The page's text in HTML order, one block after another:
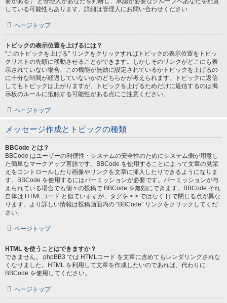
している可能性もあります。詳細は管理人にお問い合わせください
ページトップ
トピックの表示位置を上げるには？
“このトピックを上げる” リンクをクリックすればトピックの表示位置をトピッ
クリストの先頭に移動させることができます。しかしそのリンクがどこにも表
示されていない場合、この機能が無効に設定されているかトピックを上げるの
に十分な時間が経過していないかのどちらかが考えられます。トピックに返信
してもトピックは上がりますが、トピックを上げるためだけに返信するのは掲
示板のルールに抵触する可能性がある点にご注意ください。
ページトップ
メッセージ作成とトピックの種類
BBCode とは？
BBCode はユーザーの利便性・システムの安全性のためにシステム側が用意し
た簡単なマークアップ言語です。BBCode を使用することによって文章の見栄
えをコントロールしたり画像やリンクを文章に挿入したりできるようになりま
す。BBCode を使用するにはパーミッションが必要です。パーミッションが与
えられている場合でも個々の投稿で BBCode を無効にできます。BBCode それ
自体は HTMLコード と似ていますが、タグを < > ではなく [ ] で閉じる点が異な
ります。より詳しい情報は投稿画面内の “BBCode” リンクをクリックしてくだ
さい。
ページトップ
HTML を使うことはできますか？
できません。 phpBB3 では HTMLコード を文章に含めてもレンダリングされな
くなりました。HTML を利用して文章を作成したいのであれば、代わりに
BBCode を使用してください。
ページトップ